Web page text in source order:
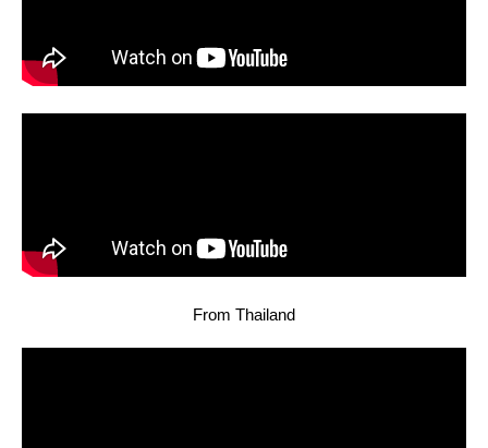
From Thailand